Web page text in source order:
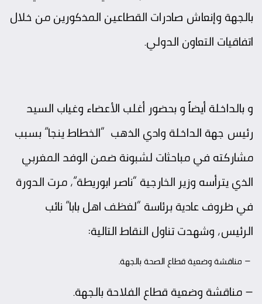
بالجهة وإنعاش صادرات القطاعين المذكورين من خلال
اتفاقيات التعاون الدولي.
و بالداخلة أيضاً و بحضور أغلب اﻷعضاء وغياب السيد
رئيس جهة الداخلة وادي الذهب “الخطاط ينجا” بسبب
مشاركته في مباحثات لشبونة ضمن الوفد المغربي
الذي يترأسه وزير الخارجية “ناصر ابوريطة”، مرت الدورة
في ظروف عادية برئاسة “لغظف اهل بابا” نائب
الرئيس، وشهدت تناول النقاط التالية:
– مناقشة وضعية قطاع الصحة بالجهة.
– مناقشة وضعية قطاع الفلاحة بالجهة.